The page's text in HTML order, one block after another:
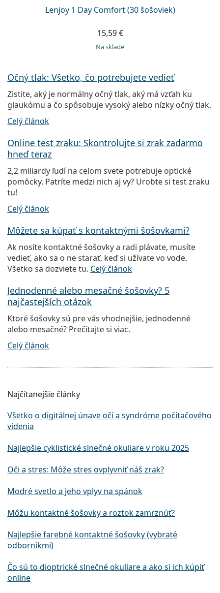
Lenjoy 1 Day Comfort (30 šošoviek)
15,59 €
na sklade
Očný tlak: Všetko, čo potrebujete vedieť
Zistite, aký je normálny očný tlak, aký má vzťah ku
glaukómu a čo spôsobuje vysoký alebo nízky očný tlak.
Celý článok
Online test zraku: Skontrolujte si zrak zadarmo
hneď teraz
2,2 miliardy ľudí na celom svete potrebuje optické
pomôcky. Patríte medzi nich aj vy? Urobte si test zraku
tu!
Celý článok
Môžete sa kúpať s kontaktnými šošovkami?
Ak nosíte kontaktné šošovky a radi plávate, musíte
vedieť, ako sa o ne starať, keď si užívate vo vode.
Všetko sa dozviete tu. Celý článok
Jednodenné alebo mesačné šošovky? 5
najčastejších otázok
Ktoré šošovky sú pre vás vhodnejšie, jednodenné
alebo mesačné? Prečítajte si viac.
Celý článok
Najčítanejšie články
Všetko o digitálnej únave očí a syndróme počítačového
videnia
Najlepšie cyklistické slnečné okuliare v roku 2025
Oči a stres: Môže stres ovplyvniť náš zrak?
Modré svetlo a jeho vplyv na spánok
Môžu kontaktné šošovky a roztok zamrznúť?
Najlepšie farebné kontaktné šošovky (vybraté
odborníkmi)
Čo sú to dioptrické slnečné okuliare a ako si ich kúpiť
online